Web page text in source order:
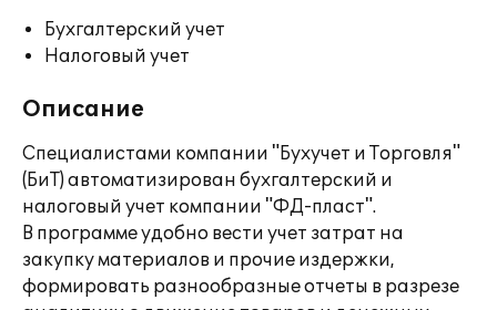
Бухгалтерский учет
Налоговый учет
Описание
Специалистами компании "Бухучет и Торговля"
(БиТ) автоматизирован бухгалтерский и
налоговый учет компании "ФД-пласт".
В программе удобно вести учет затрат на
закупку материалов и прочие издержки,
формировать разнообразные отчеты в разрезе